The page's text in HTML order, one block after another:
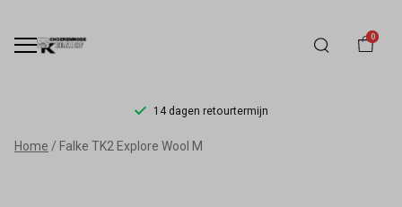
0
14 dagen retourtermijn
Falke
Home Falke TK2 Explore Wool M